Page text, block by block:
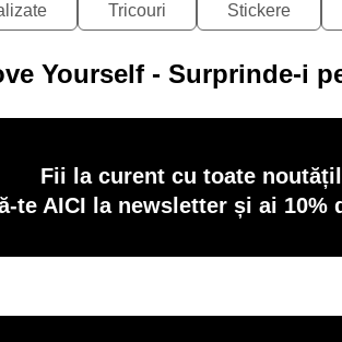
Tricouri Stickere
Yourself - Surprinde-i
Fii la curent cu toate
te AICI la newsletter și ai